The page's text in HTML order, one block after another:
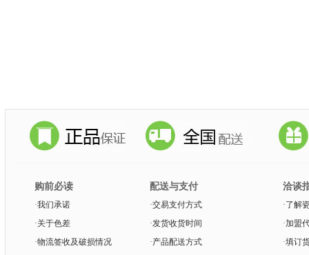
购前必读
·我们承诺
·关于色差
·物流签收及破损情况
配送与支付
·交易支付方式
·发货收货时间
·产品配送方式
洽谈
·了解
·加盟
·填订